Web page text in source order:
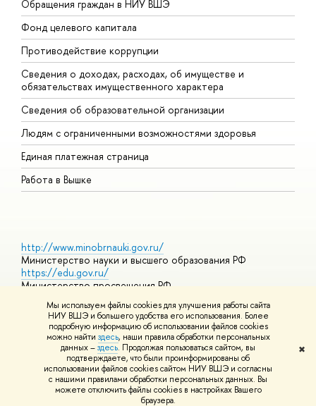
Мы используем файлы cookies для улучшения работы сайта
НИУ ВШЭ и большего удобства его использования. Более
подробную информацию об использовании файлов cookies
можно найти здесь, наши правила обработки персональных
данных –здесь. Продолжая пользоваться сайтом, вы
подтверждаете, что были проинформированы об
использовании файлов cookies сайтом НИУ ВШЭ и согласны
с нашими правилами обработки персональных данных. Вы
можете отключить файлы cookies в настройках Вашего
браузера.
✖
Обращения граждан в НИУ ВШЭ
Фонд целевого капитала
Противодействие коррупции
Сведения о доходах, расходах, об имуществе и
обязательствах имущественного характера
Сведения об образовательной организации
Людям с ограниченными возможностями здоровья
Единая платежная страница
Работа в Вышке
http://www.minobrnauki.gov.ru/
Министерство науки и высшего образования РФ
https://edu.gov.ru/
Министерство просвещения РФ
https://elearning.hse.ru/mooc
Массовые открытые онлайн-курсы
© НИУ ВШЭ 1993–2026 Адреса и контактыУсловия
использования материалов Политика конфиденциальности
Шрифты HSE Sans и HSE Slab разработаны вШколе дизайна НИУ